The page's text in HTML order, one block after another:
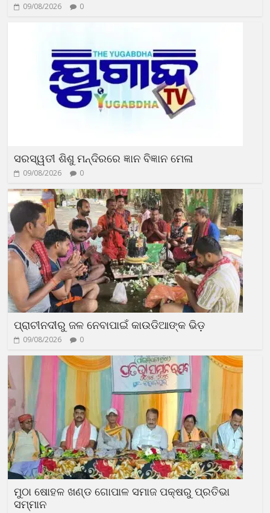
09/08/2026 0
ସରସ୍ୱତୀ ଶିଶୁ ମନ୍ଦିରରେ ଜ୍ଞାନ ବିଜ୍ଞାନ ମେଳା
09/08/2026 0
ପ୍ରାଚୀନଦୀରୁ ଜଳ ନେବାପାଇଁ କାଉଡିଆଙ୍କ ଭିଡ଼
09/08/2026 0
ମୁଠା ଷୋହଳ ଖଣ୍ଡ ଗୋପାଳ ସମାଜ ପକ୍ଷରୁ ପ୍ରତିଭା
ସମ୍ମାନ